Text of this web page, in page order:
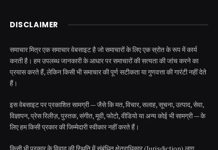
DISCLAIMER
समाचार मित्र एक समाचार वेबसाइट है जो समाचारों के लिए एक स्रोत के रूप में कार्य
करती है। हम उपलब्ध जानकारी के आधार पर समाचारों की सत्यता की जांच करने का
प्रयास करते हैं, लेकिन किसी भी समाचार की पूर्ण सटीकता या गुणवत्ता की गारंटी नहीं देते
हैं।
इस वेबसाइट पर प्रकाशित सामग्री — जैसे कि मत, विचार, सलाह, सूचना, उत्पाद, सेवा,
विज्ञापन, प्रेस रिलीज़, पुस्तक, संगीत, मूवी, फोटो, वीडियो या अन्य कोई भी सामग्री — के
लिए हम किसी प्रकार की जिम्मेदारी स्वीकार नहीं करते हैं।
किसी भी प्रकार के विवाद की स्थिति में संबंधित क्षेत्राधिकार (Jurisdiction) लागू